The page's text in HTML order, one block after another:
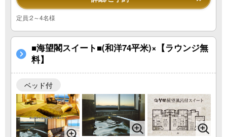
定員:2～4名様
■海望閣スイート■(和洋74平米)×【ラウンジ無
料】
ベッド付